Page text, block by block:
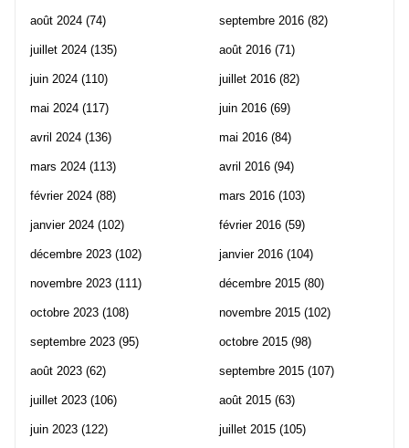
août 2024 (74)
juillet 2024 (135)
juin 2024 (110)
mai 2024 (117)
avril 2024 (136)
mars 2024 (113)
février 2024 (88)
janvier 2024 (102)
décembre 2023 (102)
novembre 2023 (111)
octobre 2023 (108)
septembre 2023 (95)
août 2023 (62)
juillet 2023 (106)
juin 2023 (122)
septembre 2016 (82)
août 2016 (71)
juillet 2016 (82)
juin 2016 (69)
mai 2016 (84)
avril 2016 (94)
mars 2016 (103)
février 2016 (59)
janvier 2016 (104)
décembre 2015 (80)
novembre 2015 (102)
octobre 2015 (98)
septembre 2015 (107)
août 2015 (63)
juillet 2015 (105)